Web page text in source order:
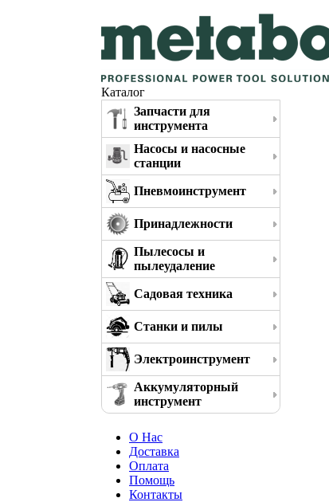
Каталог
Запчасти для
инструмента
Насосы и насосные
станции
Пневмоинструмент
Принадлежности
Пылесосы и
пылеудаление
Садовая техника
Станки и пилы
Электроинструмент
Аккумуляторный
инструмент
О Нас
Доставка
Оплата
Помощь
Контакты